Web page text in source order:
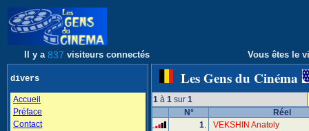
Il y a 837 visiteurs connectés Vous êtes le
divers
Accueil
Préface
Contact
Les Gens du Cinéma
1 à 1 sur 1
N°
Réel
1.
VEKSHIN Anatoly